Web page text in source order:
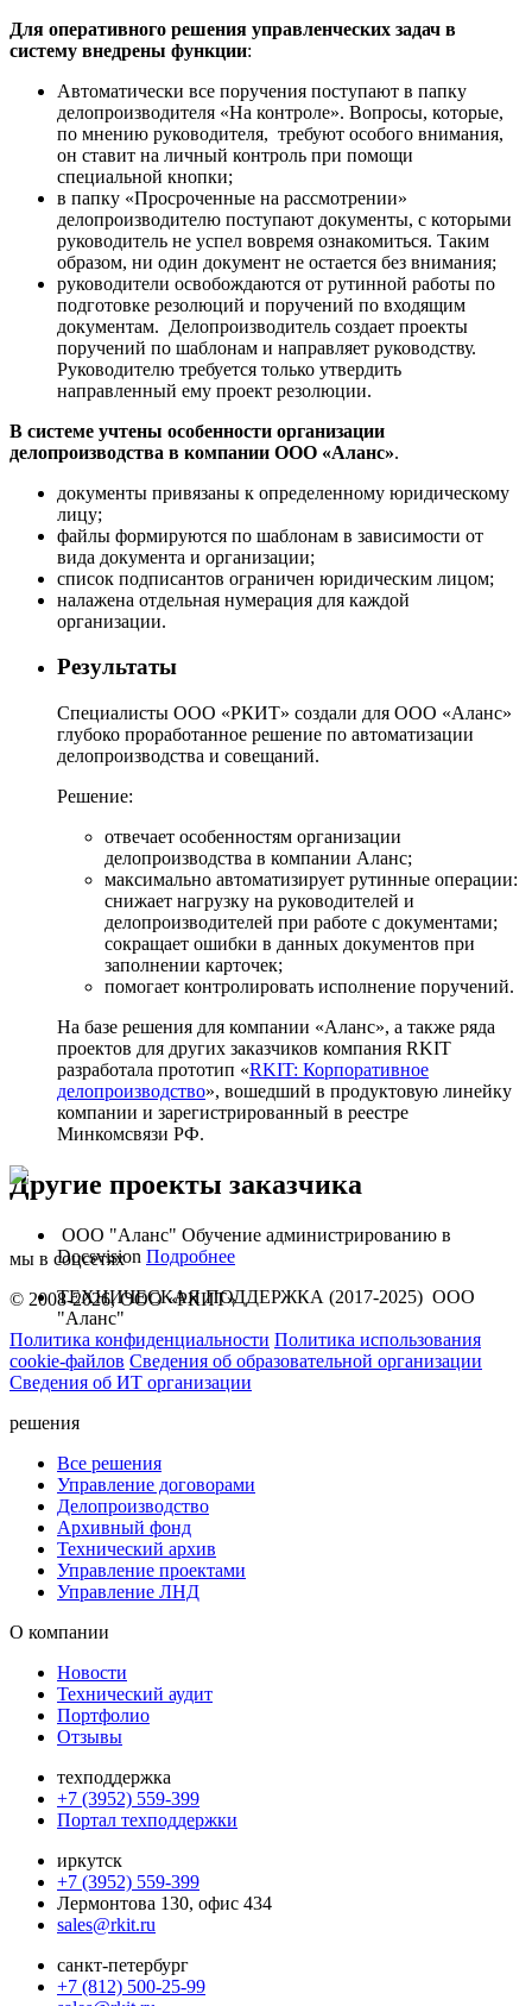
Для оперативного решения управленческих задач в
систему внедрены функции:
Автоматически все поручения поступают в папку
делопроизводителя «На контроле». Вопросы, которые,
по мнению руководителя, требуют особого внимания,
он ставит на личный контроль при помощи
специальной кнопки;
в папку «Просроченные на рассмотрении»
делопроизводителю поступают документы, с которыми
руководитель не успел вовремя ознакомиться. Таким
образом, ни один документ не остается без внимания;
руководители освобождаются от рутинной работы по
подготовке резолюций и поручений по входящим
документам. Делопроизводитель создает проекты
поручений по шаблонам и направляет руководству.
Руководителю требуется только утвердить
направленный ему проект резолюции.
В системе учтены особенности организации
делопроизводства в компании ООО «Аланс».
документы привязаны к определенному юридическому
лицу;
файлы формируются по шаблонам в зависимости от
вида документа и организации;
список подписантов ограничен юридическим лицом;
налажена отдельная нумерация для каждой
организации.
Результаты
Специалисты ООО «РКИТ» создали для ООО «Аланс»
глубоко проработанное решение по автоматизации
делопроизводства и совещаний.
Решение:
отвечает особенностям организации
делопроизводства в компании Аланс;
максимально автоматизирует рутинные операции:
снижает нагрузку на руководителей и
делопроизводителей при работе с документами;
сокращает ошибки в данных документов при
заполнении карточек;
помогает контролировать исполнение поручений.
На базе решения для компании «Аланс», а также ряда
проектов для других заказчиков компания RKIT
разработала прототип «RKIT: Корпоративное
делопроизводство», вошедший в продуктовую линейку
компании и зарегистрированный в реестре
Минкомсвязи РФ.
Другие проекты заказчика
ООО "Аланс" Обучение администрированию в
Docsvision Подробнее
ТЕХНИЧЕСКАЯ ПОДДЕРЖКА (2017-2025) ООО
"Аланс"
мы в соцсетях
© 2008-2026, ООО «РКИТ»
Политика конфиденциальности Политика использования
cookie-файлов Сведения об образовательной организации
Сведения об ИТ организации
решения
Все решения
Управление договорами
Делопроизводство
Архивный фонд
Технический архив
Управление проектами
Управление ЛНД
О компании
Новости
Технический аудит
Портфолио
Отзывы
техподдержка
+7 (3952) 559-399
Портал техподдержки
иркутск
+7 (3952) 559-399
Лермонтова 130, офис 434
sales@rkit.ru
санкт-петербург
+7 (812) 500-25-99